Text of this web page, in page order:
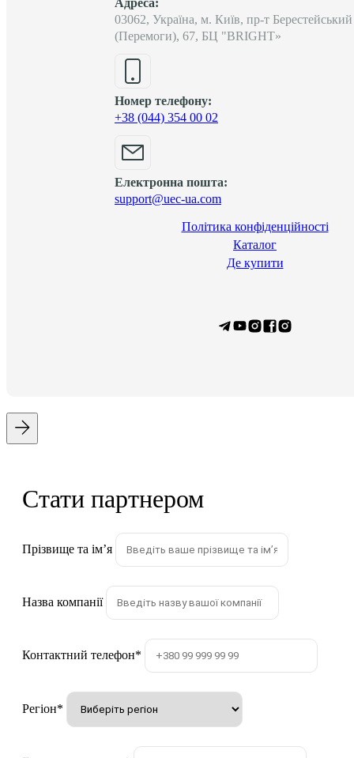
Адреса:
03062, Україна, м. Київ, пр-т Берестейський
(Перемоги), 67, БЦ "BRIGHT»
Номер телефону:
+38 (044) 354 00 02
Електронна пошта:
support@uec-ua.com
Політика конфіденційності
Каталог
Де купити
Стати партнером
Прізвище та імʼя
Назва компанії
Контактний телефон*
Регіон*